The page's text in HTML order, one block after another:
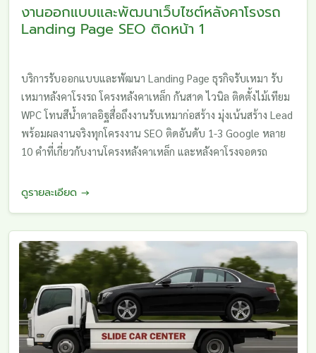
งานออกแบบและพัฒนาเว็บไซต์หลังคาโรงรถ
Landing Page SEO ติดหน้า 1
บริการรับออกแบบและพัฒนา Landing Page ธุรกิจรับเหมา รับ
เหมาหลังคาโรงรถ โครงหลังคาเหล็ก กันสาด ไวนิล ติดตั้งไม้เทียม
WPC โทนสีน้ำตาลอิฐสื่อถึงงานรับเหมาก่อสร้าง มุ่งเน้นสร้าง Lead
พร้อมผลงานจริงทุกโครงงาน SEO ติดอันดับ 1-3 Google หลาย
10 คำที่เกี่ยวกับงานโครงหลังคาเหล็ก และหลังคาโรงจอดรถ
ดูรายละเอียด →